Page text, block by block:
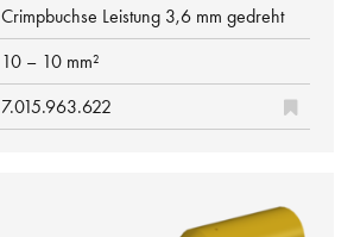
Crimpbuchse Leistung 3,6 mm gedreht
10 – 10 mm²
7.015.963.622